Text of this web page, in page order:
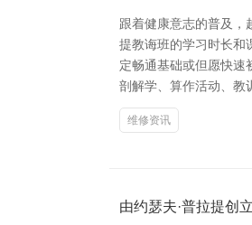
跟着健康意志的普及，
提教诲班的学习时长和
定畅通基础或但愿快速
剖解学、算作活动、教
维修资讯
由约瑟夫·普拉提创